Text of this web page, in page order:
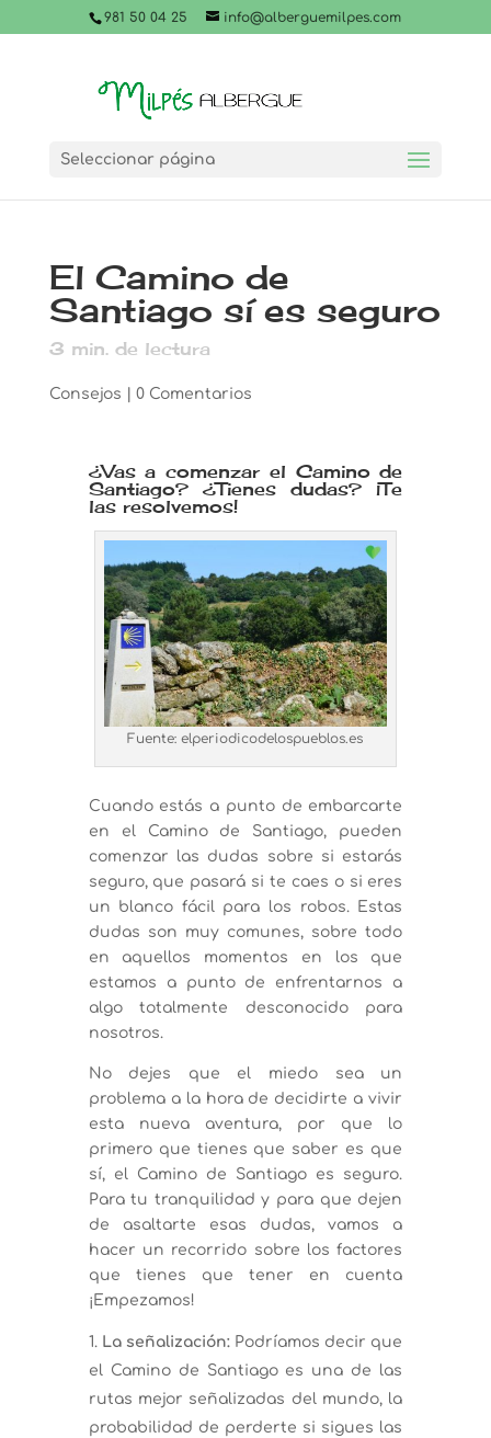
981 50 04 25 info@alberguemilpes.com
Seleccionar página
El Camino de
Santiago sí es seguro
3 min. de lectura
Consejos 0 Comentarios
¿Vas a comenzar el Camino de
Santiago? ¿Tienes dudas? ¡Te
las resolvemos!
Fuente: elperiodicodelospueblos.es
Cuando estás a punto de embarcarte
en el Camino de Santiago, pueden
comenzar las dudas sobre si estarás
seguro, que pasará si te caes o si eres
un blanco fácil para los robos. Estas
dudas son muy comunes, sobre todo
en aquellos momentos en los que
estamos a punto de enfrentarnos a
algo totalmente desconocido para
nosotros.
No dejes que el miedo sea un
problema a la hora de decidirte a vivir
esta nueva aventura, por que lo
primero que tienes que saber es que
sí, el Camino de Santiago es seguro.
Para tu tranquilidad y para que dejen
de asaltarte esas dudas, vamos a
hacer un recorrido sobre los factores
que tienes que tener en cuenta
¡Empezamos!
La señalización:Podríamos decir que
el Camino de Santiago es una de las
rutas mejor señalizadas del mundo, la
probabilidad de perderte si sigues las